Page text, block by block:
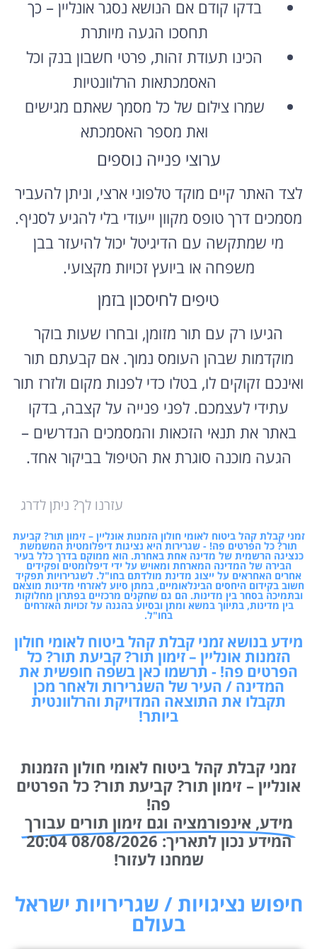
בדקו קודם אם הנושא נסגר אונליין – כך
תחסכו הגעה מיותרת
הכינו תעודת זהות, פרטי חשבון בנק וכל
האסמכתאות הרלוונטיות
שמרו צילום של כל מסמך שאתם מגישים
ואת מספר האסמכתא
ערוצי פנייה נוספים
לצד האתר קיים מוקד טלפוני ארצי, וניתן להעביר
מסמכים דרך טופס מקוון ייעודי בלי להגיע לסניף.
מי שמתקשה עם הדיגיטל יכול להיעזר בבן
משפחה או ביועץ זכויות מקצועי.
טיפים לחיסכון בזמן
הגיעו רק עם תור מזומן, ובחרו שעות בוקר
מוקדמות שבהן העומס נמוך. אם קבעתם תור
ואינכם זקוקים לו, בטלו כדי לפנות מקום ולזרז תור
עתידי לעצמכם. לפני פנייה על קצבה, בדקו
באתר את תנאי הזכאות והמסמכים הנדרשים –
הגעה מוכנה סוגרת את הטיפול בביקור אחד.
עזרנו לך? ניתן לדרג
זמני קבלת קהל ביטוח לאומי חולון הזמנות אונליין – זימון תור? קביעת
תור? כל הפרטים פה! - שגרירות היא נציגות דיפלומטית המשמשת
כנציגה הרשמית של מדינה אחת באחרת. הוא ממוקם בדרך כלל בעיר
הבירה של המדינה המארחת ומאויש על ידי דיפלומטים ופקידים
אחרים האחראים על ייצוג מדינת מולדתם בחו"ל. לשגרירויות תפקיד
חשוב בקידום היחסים הבינלאומיים, במתן סיוע לאזרחי מדינות מוצאם
ובתמיכה בסחר בין מדינות. הם גם שחקנים מרכזיים בפתרון מחלוקות
בין מדינות, בתיווך במשא ומתן ובסיוע בהגנה על זכויות האזרחים
בחו"ל.
מידע בנושא זמני קבלת קהל ביטוח לאומי חולון
הזמנות אונליין – זימון תור? קביעת תור? כל
הפרטים פה! - תרשמו כאן בשפה חופשית את
המדינה / העיר של השגרירות ולאחר מכן
תקבלו את התוצאה המדויקת והרלוונטית
ביותר!
זמני קבלת קהל ביטוח לאומי חולון הזמנות
אונליין – זימון תור? קביעת תור? כל הפרטים
פה!
מידע, אינפורמציה וגם זימון תורים עבורך
המידע נכון לתאריך: 08/08/2026 20:04
שמחנו לעזור!
חיפוש נציגויות / שגרירויות ישראל
בעולם